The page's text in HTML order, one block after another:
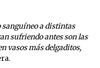
sanguíneo a distintas
sufriendo antes son las
vasos más delgaditos,